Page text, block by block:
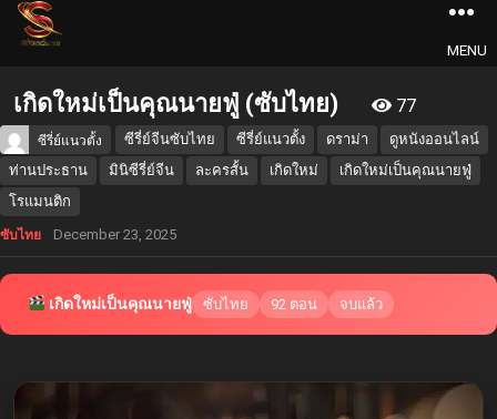
MENU
เกิดใหม่เป็นคุณนายฟู่ (ซับไทย) 77
ซีรี่ย์แนวตั้ง ซีรี่ย์จีนซับไทย ซีรี่ย์แนวตั้ง ดราม่า
ดูหนังออนไลน์
ท่านประธาน
มินิซีรี่ย์จีน ละครสั้น เกิดใหม่
เกิดใหม่เป็นคุณนายฟู่
โรแมนติก
ซับไทย December 23, 2025
เกิดใหม่เป็นคุณนายฟู่ ซับไทย 92 ตอน จบแล้ว